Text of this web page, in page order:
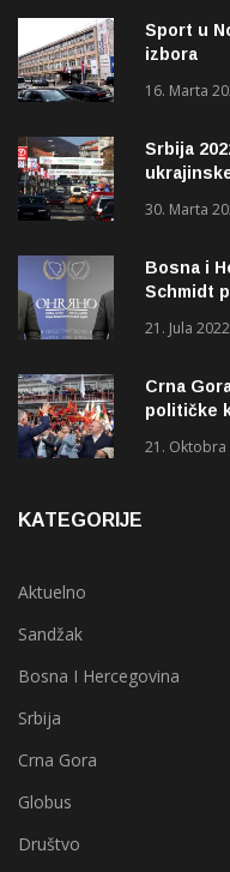
Sport u
izbora
16. Marta
Srbija
30. Marta
Bosna i
Schmidt
21. Jula
Crna
političke
21. Oktobra
KATEGORIJE
Aktuelno
Sandžak
Bosna I Hercegovina
Srbija
Crna Gora
Globus
Društvo